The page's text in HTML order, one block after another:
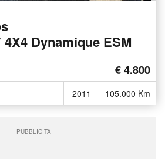
4X4 Dynamique ESM
€ 4.800
2011 105.000 Km
PUBBLICITÀ